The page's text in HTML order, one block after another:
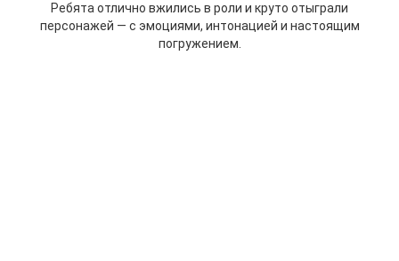
Ребята отлично вжились в роли и круто отыграли
персонажей — с эмоциями, интонацией и настоящим
погружением.